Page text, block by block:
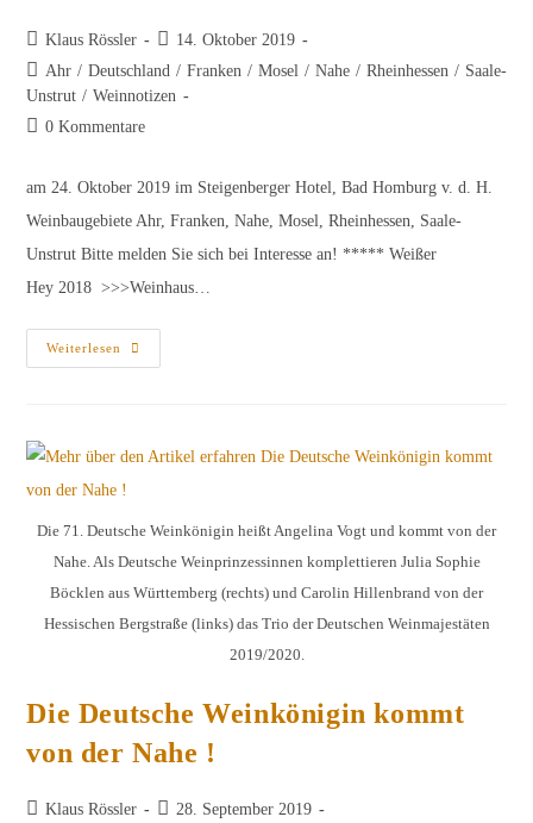
Beitrags-
Autor:
Klaus Rössler
Beitrag
veröffentlicht:
14. Oktober 2019
Beitrags-
Kategorie:
Ahr / Deutschland / Franken / Mosel / Nahe / Rheinhessen / Saale-
Unstrut / Weinnotizen
Beitrags-
0 Kommentare
am 24. Oktober 2019 im Steigenberger Hotel, Bad Homburg v. d. H.
Weinbaugebiete Ahr, Franken, Nahe, Mosel, Rheinhessen, Saale-
Unstrut Bitte melden Sie sich bei Interesse an! ***** Weißer
Hey 2018 >>>Weinhaus…
Weiterlesen
Erste
Vorstellungsprobe
Die 71. Deutsche Weinkönigin heißt Angelina Vogt und kommt von der
Nahe. Als Deutsche Weinprinzessinnen komplettieren Julia Sophie
Böcklen aus Württemberg (rechts) und Carolin Hillenbrand von der
Hessischen Bergstraße (links) das Trio der Deutschen Weinmajestäten
2019/2020.
Die Deutsche Weinkönigin kommt
von der Nahe !
Beitrags-
Klaus Rössler Beitrag
28. September 2019